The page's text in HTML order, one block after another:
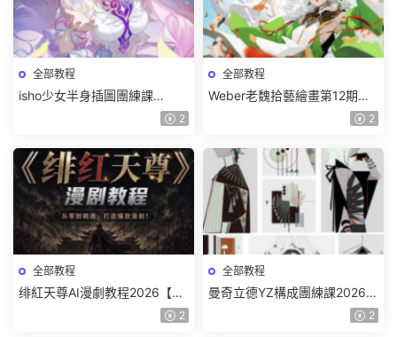
全部教程
isho少女半身插圖團練課
2026【畫質高清隻有視頻】 2
全部教程
Weber老魏拾藝繪畫第12期角
色特訓班【畫質不錯隻有視
2
全部教程
绯紅天尊AI漫劇教程2026【畫
2
全部教程
曼奇立德YZ構成團練課2026年
8月已結課【畫質高清有課件】
2